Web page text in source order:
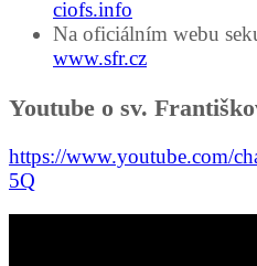
ciofs.info
Na oficiálním webu
www.sfr.cz
Youtube o sv.
https://www.youtube.com/
5Q